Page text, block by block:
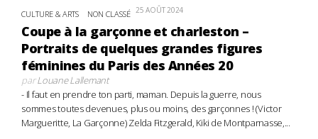
CULTURE & ARTS NON CLASSÉ 25 AOÛT 2024
Coupe à la garçonne et charleston –
Portraits de quelques grandes figures
féminines du Paris des Années 20
parLouane Lallemant
- Il faut en prendre ton parti, maman. Depuis la guerre, nous
sommes toutes devenues, plus ou moins, des garçonnes ! (Victor
Margueritte, La Garçonne) Zelda Fitzgerald, Kiki de Montparnasse,...